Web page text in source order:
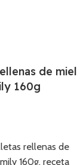
de miel
160g
rellenas de
160g. receta